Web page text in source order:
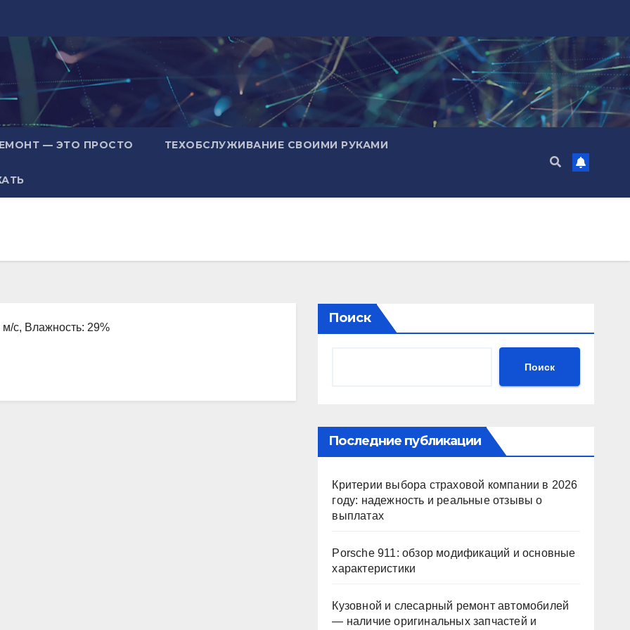
— ЭТО ПРОСТО ТЕХОБСЛУЖИВАНИЕ СВОИМИ РУКАМИ
с, Влажность: 29%
Поиск
Поиск
Последние публикации
Критерии выбора страховой компании в 2026
году: надежность и реальные отзывы о
выплатах
Porsche 911: обзор модификаций и основные
характеристики
Кузовной и слесарный ремонт автомобилей
— наличие оригинальных запчастей и